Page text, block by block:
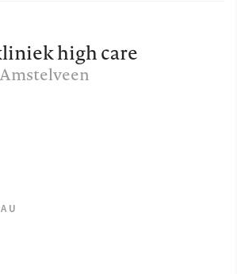
high care
Amstelveen